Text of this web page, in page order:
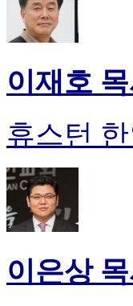
이재호
휴스턴
이은상